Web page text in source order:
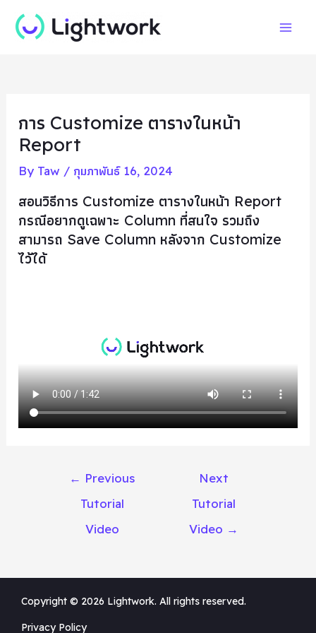
การ Customize ตารางในหน้า
Report
By Taw / กุมภาพันธ์ 16, 2024
สอนวิธีการ Customize ตารางในหน้า Report
กรณีอยากดูเฉพาะ Column ที่สนใจ รวมถึง
สามารถ Save Column หลังจาก Customize
ไว้ได้
navigation
← Previous
Tutorial
Video
Next
Tutorial
Video →
Copyright © 2026 Lightwork. All rights reserved.
Privacy Policy